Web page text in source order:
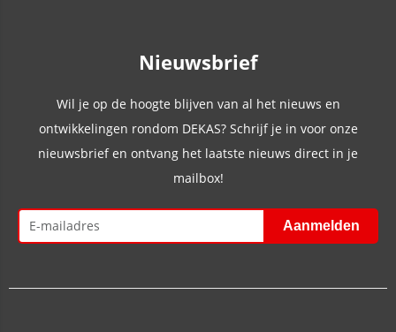
Nieuwsbrief
Wil je op de hoogte blijven van al het nieuws en
ontwikkelingen rondom DEKAS? Schrijf je in voor onze
nieuwsbrief en ontvang het laatste nieuws direct in je
mailbox!